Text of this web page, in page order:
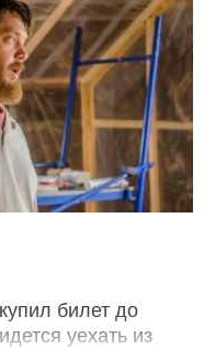
билет до
уехать из